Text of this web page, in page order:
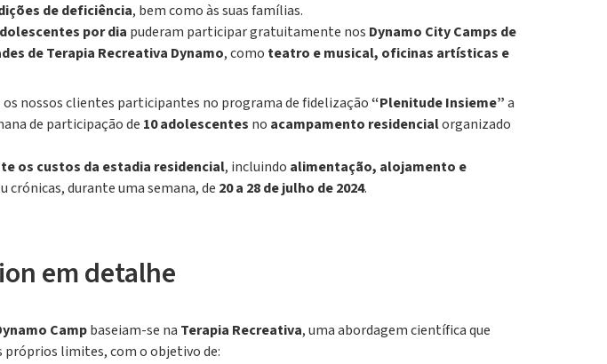
de deficiência, bem como às suas famílias.
por dia puderam participar gratuitamente nos Dynamo City Camps de
de Terapia Recreativa Dynamo, como teatro e musical, oficinas artísticas e
os nossos clientes participantes no programa de fidelização “Plenitude Insieme”a
de participação de 10 adolescentes no acampamento residencialorganizado
os custos da estadia residencial, incluindo alimentação, alojamento e
crónicas, durante uma semana, de 20 a 28 de julho de 2024.
em detalhe
Campbaseiam-se na Terapia Recreativa, uma abordagem científica que
próprios limites, com o objetivo de: